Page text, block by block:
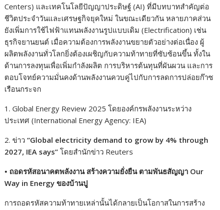
Centers) และเทคโนโลยีปัญญาประดิษฐ์ (AI) ที่มีบทบาทสำคัญต่อ
ชีวิตประจำวันและเศรษฐกิจยุคใหม่ ในขณะเดียวกัน หลายภาคส่วน
ยังเพิ่มการใช้ไฟฟ้าแทนพลังงานรูปแบบเดิม (Electrification) เช่น
ธุรกิจยานยนต์ เมื่อความต้องการพลังงานขยายตัวอย่างต่อเนื่อง ผู้
ผลิตพลังงานทั่วโลกยิ่งต้องเผชิญกับความท้าทายที่ซับซ้อนขึ้น ทั้งใน
ด้านการลงทุนเพื่อเพิ่มกำลังผลิต การบริหารต้นทุนที่ผันผวน และการ
ตอบโจทย์ความมั่นคงด้านพลังงานควบคู่ไปกับการลดการปล่อยก๊าซ
เรือนกระจก
1. Global Energy Review 2025 โดยองค์กรพลังงานระหว่าง
ประเทศ (International Energy Agency: IEA)
2. ข่าว“Global electricity demand to grow by 4% through
2027, IEA says” โดยสำนักข่าว Reuters
• ถอดรหัสอนาคตพลังงาน สร้างความยั่งยืน ตามพันธสัญญา Our
Way in Energyของบ้านปู
การถอดรหัสความท้าทายเหล่านั้นได้กลายเป็นโอกาสในการสร้าง